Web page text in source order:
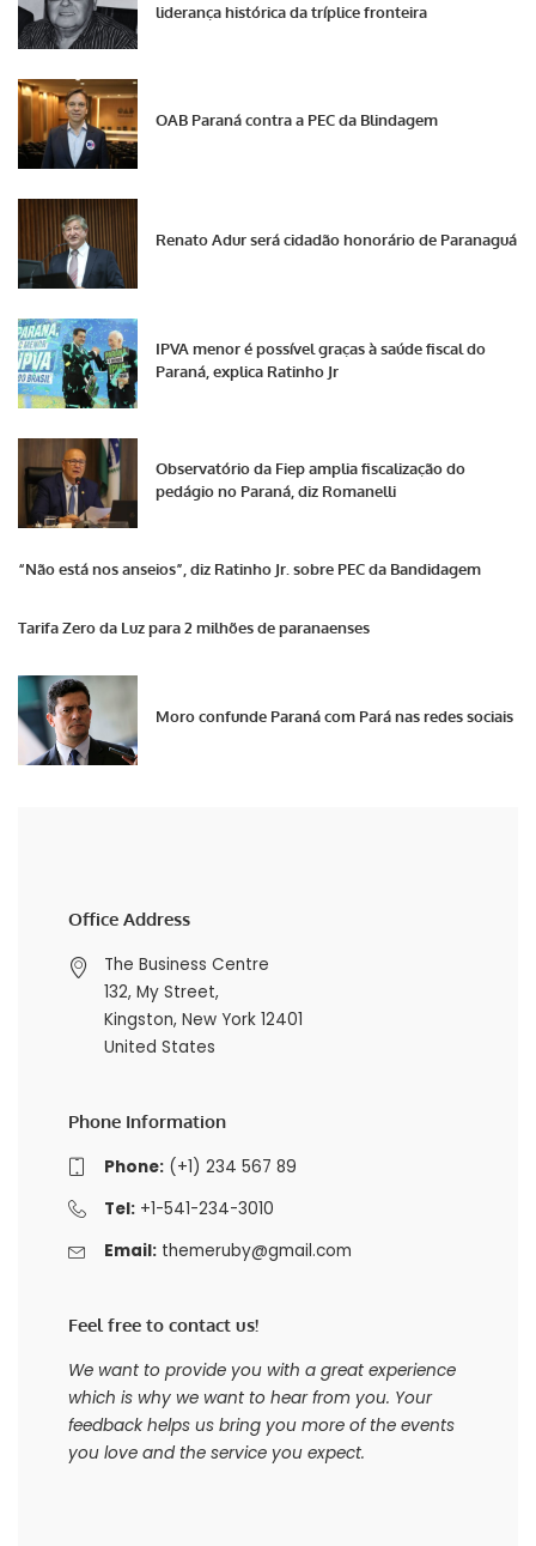
liderança histórica da tríplice fronteira
OAB Paraná contra a PEC da Blindagem
Renato Adur será cidadão honorário de Paranaguá
IPVA menor é possível graças à saúde fiscal do
Paraná, explica Ratinho Jr
Observatório da Fiep amplia fiscalização do
pedágio no Paraná, diz Romanelli
“Não está nos anseios”, diz Ratinho Jr. sobre PEC da Bandidagem
Tarifa Zero da Luz para 2 milhões de paranaenses
Moro confunde Paraná com Pará nas redes sociais
Office Address
The Business Centre
132, My Street,
Kingston, New York 12401
United States
Phone Information
Phone:(+1) 234 567 89
Tel:+1-541-234-3010
Email: themeruby@gmail.com
Feel free to contact us!
We want to provide you with a great experience
which is why we want to hear from you. Your
feedback helps us bring you more of the events
you love and the service you expect.